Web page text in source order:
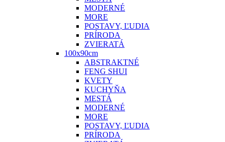
MODERNÉ
MORE
POSTAVY, ĽUDIA
PRÍRODA
ZVIERATÁ
100x90cm
ABSTRAKTNÉ
FENG SHUI
KVETY
KUCHYŇA
MESTÁ
MODERNÉ
MORE
POSTAVY, ĽUDIA
PRÍRODA